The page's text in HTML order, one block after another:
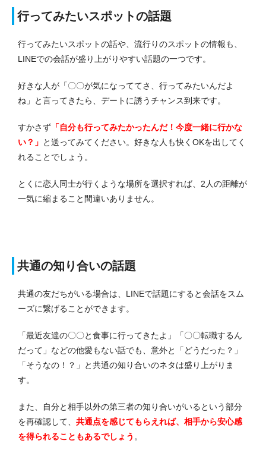
行ってみたいスポットの話題
行ってみたいスポットの話や、流行りのスポットの情報も、
LINEでの会話が盛り上がりやすい話題の一つです。
好きな人が「〇〇が気になっててさ、行ってみたいんだよ
ね」と言ってきたら、デートに誘うチャンス到来です。
すかさず 「自分も行ってみたかったんだ！今度一緒に行かな
い？」 と送ってみてください。 好きな人も快くOKを出してく
れることでしょう。
とくに恋人同士が行くような場所を選択すれば、2人の距離が
一気に縮まること間違いありません。
共通の知り合いの話題
共通の友だちがいる場合は、LINEで話題にすると会話をスム
ーズに繋げることができます。
「最近友達の〇〇と食事に行ってきたよ」「〇〇転職するん
だって」などの他愛もない話でも、意外と「どうだった？」
「そうなの！？」と共通の知り合いのネタは盛り上がりま
す。
また、自分と相手以外の第三者の知り合いがいるという部分
を再確認して、 共通点を感じてもらえれば、相手から安心感
を得られることもあるでしょう 。